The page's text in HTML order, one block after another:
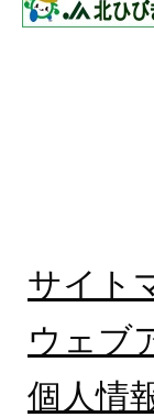
サイト
ウェブ
個人情